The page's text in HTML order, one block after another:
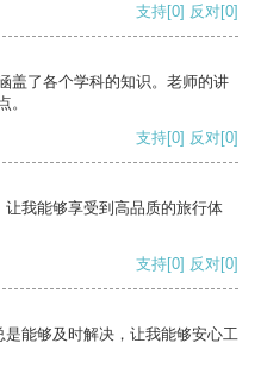
支持[0] 反对[0]
盖了各个学科的知识。老师的讲
。
支持[0] 反对[0]
我能够享受到高品质的旅行体
支持[0] 反对[0]
能够及时解决，让我能够安心工